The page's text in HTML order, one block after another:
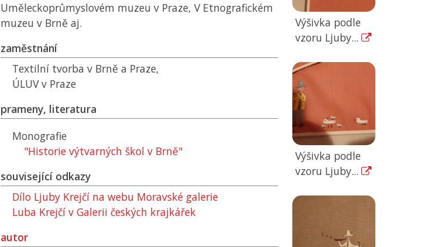
Uměleckoprůmyslovém muzeu v Praze, V Etnografickém
muzeu v Brně aj.
zaměstnání
Textilní tvorba v Brně a Praze,
ÚLUVv Praze
prameny, literatura
Monografie
"Historie výtvarných škol v Brně"
související odkazy
Dílo Ljuby Krejčí na webu Moravské galerie
Luba Krejčí v Galerii českých krajkářek
autor
Výšivka podle
vzoru Ljuby...
Výšivka podle
vzoru Ljuby...